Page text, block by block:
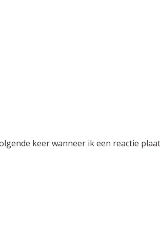
keer wanneer ik een reactie